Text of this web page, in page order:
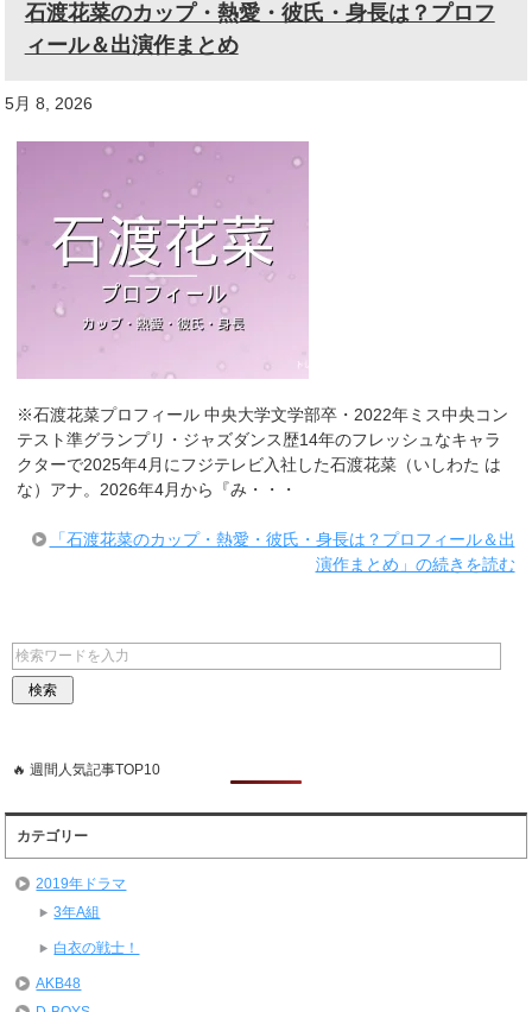
石渡花菜のカップ・熱愛・彼氏・身長は？プロフ
ィール＆出演作まとめ
5月 8, 2026
※石渡花菜プロフィール 中央大学文学部卒・2022年ミス中央コン
テスト準グランプリ・ジャズダンス歴14年のフレッシュなキャラ
クターで2025年4月にフジテレビ入社した石渡花菜（いしわた は
な）アナ。2026年4月から『み・・・
「石渡花菜のカップ・熱愛・彼氏・身長は？プロフィール＆出
演作まとめ」の続きを読む
🔥 週間人気記事TOP10
カテゴリー
2019年ドラマ
3年A組
白衣の戦士！
AKB48